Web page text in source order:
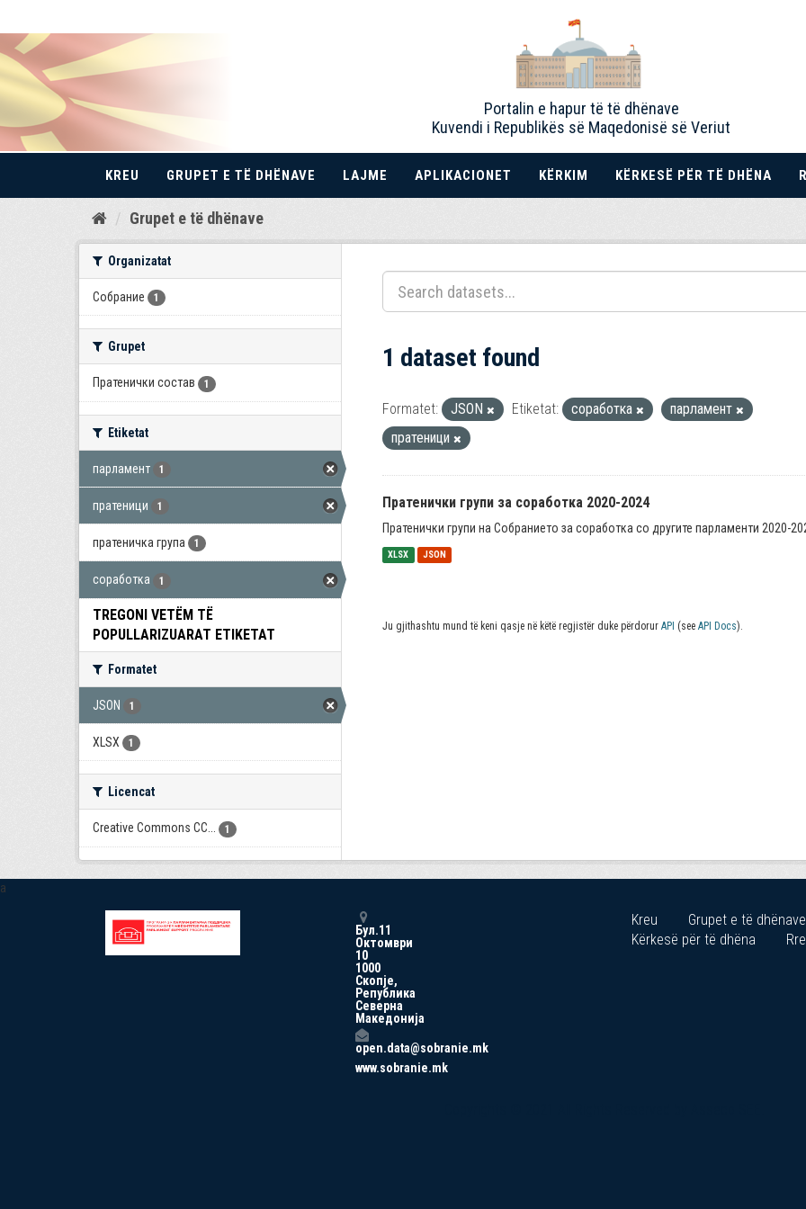
Kalo
Portalin e hapur të të dhënave
Kuvendi i Republikës së Maqedonisë së Veriut
KREU GRUPET E TË DHËNAVE LAJME APLIKACIONET KËRKIM KËRKESË PËR TË DHËNA
Grupet e të dhënave
Organizatat
Собрание 1
Grupet
Пратенички состав 1
Etiketat
парламент 1
пратеници 1
пратеничка група 1
соработка 1
TREGONI VETËM TË
POPULLARIZUARAT ETIKETAT
Formatet
JSON 1
XLSX 1
Licencat
Creative Commons CC... 1
1 dataset found
Formatet: JSON Etiketat: соработка
парламент
пратеници
Пратенички групи за соработка 2020-2024
Пратенички групи на Собранието за соработка со другите парламенти 2020-
XLSX JSON
Ju gjithashtu mund të keni qasje në këtë regjistër duke përdorur API (see API Docs).
a
Бул.11
Октомври
10
1000
Скопје,
Република
Северна
Македонија
open.data@sobranie.mk
www.sobranie.mk
Kreu
Grupet e të dhënave
Kërkesë për të dhëna